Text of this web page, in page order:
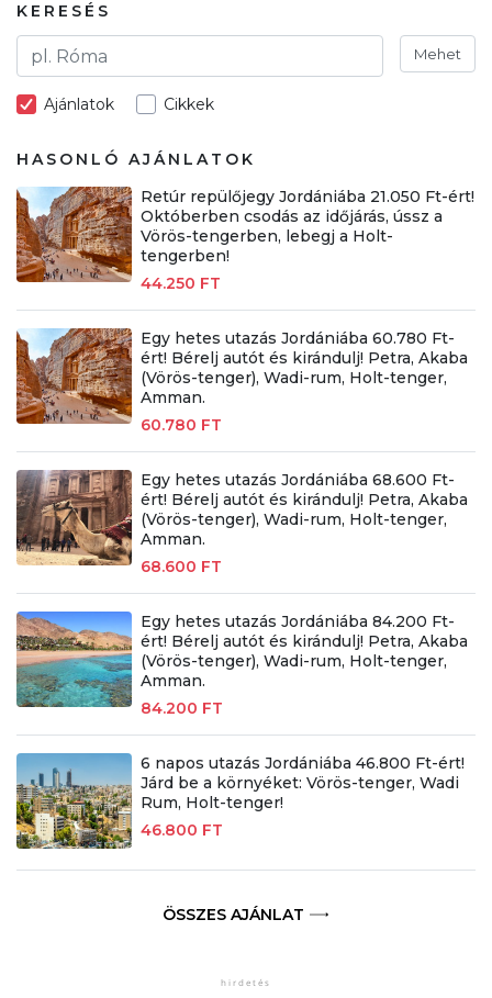
KERESÉS
Mehet
Ajánlatok Cikkek
HASONLÓ AJÁNLATOK
Retúr repülőjegy Jordániába 21.050 Ft-ért!
Októberben csodás az időjárás, ússz a
Vörös-tengerben, lebegj a Holt-
tengerben!
44.250 FT
Egy hetes utazás Jordániába 60.780 Ft-
ért! Bérelj autót és kirándulj! Petra, Akaba
(Vörös-tenger), Wadi-rum, Holt-tenger,
Amman.
60.780 FT
Egy hetes utazás Jordániába 68.600 Ft-
ért! Bérelj autót és kirándulj! Petra, Akaba
(Vörös-tenger), Wadi-rum, Holt-tenger,
Amman.
68.600 FT
Egy hetes utazás Jordániába 84.200 Ft-
ért! Bérelj autót és kirándulj! Petra, Akaba
(Vörös-tenger), Wadi-rum, Holt-tenger,
Amman.
84.200 FT
6 napos utazás Jordániába 46.800 Ft-ért!
Járd be a környéket: Vörös-tenger, Wadi
Rum, Holt-tenger!
46.800 FT
ÖSSZES AJÁNLAT